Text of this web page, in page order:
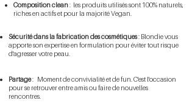
Composition clean: les produits utilisés sont 100% naturels,
riches en actifs et pour la majorité Vegan.
Sécurité dans la fabrication des cosmétiques: Blondie vous
apporte son expertise en formulation pour éviter tout risque
d'agresser votre peau. ​
Partage: Moment de convivialité et de fun. C'est l'occasion
pour se retrouver entre amis ou faire de nouvelles
rencontres.